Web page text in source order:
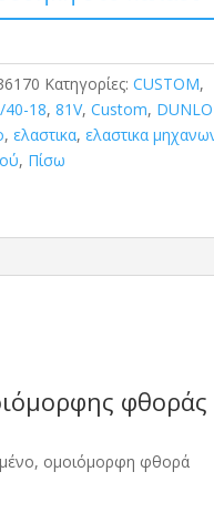
Κατηγορίες:CUSTOM,
40-18,81V,Custom,
,ελαστικα,ελαστικα
, Πίσω
φθοράς
ομοιόμορφη φθορά